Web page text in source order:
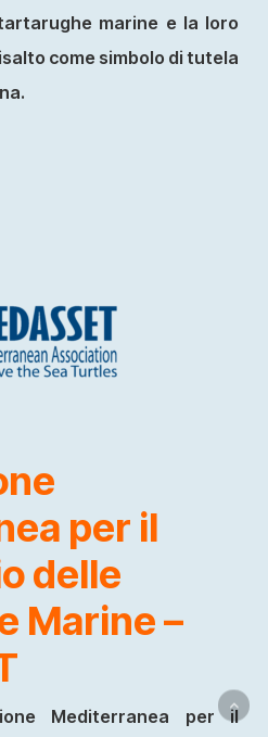
marine e la loro
come simbolo di tutela
per il
delle
Marine –
Mediterranea per il